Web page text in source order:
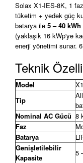
Solax X1-IES-8K, 1
tüketim + yedek güç
batarya ile 5 – 40 kWh
(yaklaşık 16 kWp'ye
enerji yönetimi sunar.
Teknik
Model
Tip
Nominal AC Gücü 8
Faz
Batarya
Genişletilebilir
Kapasite
5